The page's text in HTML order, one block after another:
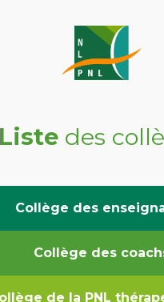
Liste des
Collège des
Collège des
de la PNL